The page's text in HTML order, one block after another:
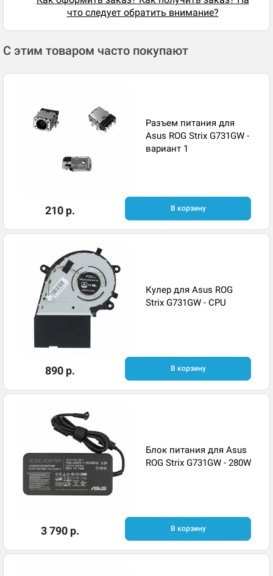
что следует обратить внимание?
С этим товаром часто покупают
Разъем питания для
Asus ROG Strix G731GW -
вариант 1
210 р. В корзину
Кулер для Asus ROG
Strix G731GW - CPU
890 р. В корзину
Блок питания для Asus
ROG Strix G731GW - 280W
3 790 р. В корзину